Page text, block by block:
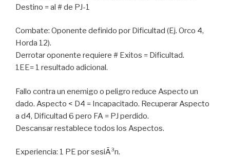
Destino = al # de PJ-1
Combate: Oponente definido por Dificultad (Ej. Orco 4,
Horda 12).
Derrotar oponente requiere # Exitos = Dificultad.
1EE= 1 resultado adicional.
Fallo contra un enemigo o peligro reduce Aspecto un
dado. Aspecto < D4 = Incapacitado. Recuperar Aspecto
a d4, Dificultad 6 pero FA = PJ perdido.
Descansar restablece todos los Aspectos.
Experiencia: 1 PE por sesiÃ³n.